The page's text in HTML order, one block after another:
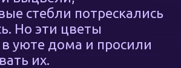
стебли потрескались
Но эти цветы
в уюте дома и просили
их.